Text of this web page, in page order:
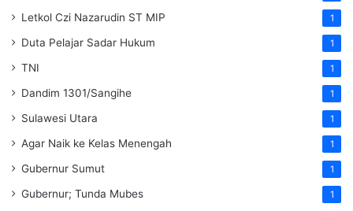
Letkol Czi Nazarudin ST MIP 1
Duta Pelajar Sadar Hukum 1
TNI 1
Dandim 1301/Sangihe 1
Sulawesi Utara 1
Agar Naik ke Kelas Menengah 1
Gubernur Sumut 1
Gubernur; Tunda Mubes 1